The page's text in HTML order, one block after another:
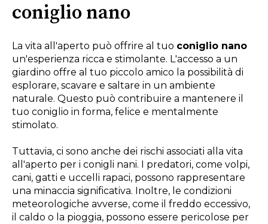
coniglio nano
La vita all'aperto può offrire al tuo coniglio nano
un'esperienza ricca e stimolante. L'accesso a un
giardino offre al tuo piccolo amico la possibilità di
esplorare, scavare e saltare in un ambiente
naturale. Questo può contribuire a mantenere il
tuo coniglio in forma, felice e mentalmente
stimolato.
Tuttavia, ci sono anche dei rischi associati alla vita
all'aperto per i conigli nani. I predatori, come volpi,
cani, gatti e uccelli rapaci, possono rappresentare
una minaccia significativa. Inoltre, le condizioni
meteorologiche avverse, come il freddo eccessivo,
il caldo o la pioggia, possono essere pericolose per